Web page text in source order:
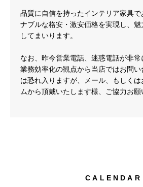
品質に自信を持ったインテリア家具
ナブルな格安・激安価格を実現し、
してまいります。
なお、昨今営業電話、迷惑電話が非常
業務効率化の観点から当店ではお問
は恐れ入りますが、メール、もしく
ムから頂戴いたします様、ご協力お願
CALENDAR